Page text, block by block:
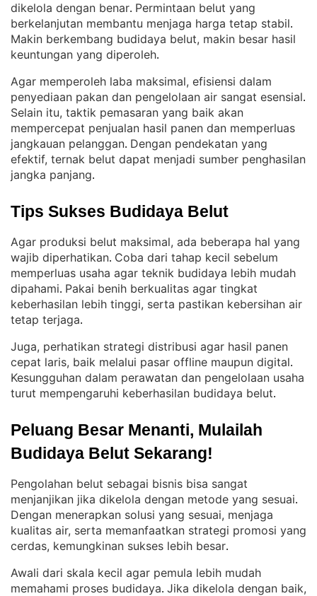
dikelola dengan benar. Permintaan belut yang
berkelanjutan membantu menjaga harga tetap stabil
Makin berkembang budidaya belut, makin besar hasil
keuntungan yang diperoleh.
Agar memperoleh laba maksimal, efisiensi dalam
penyediaan pakan dan pengelolaan air sangat esensial
Selain itu, taktik pemasaran yang baik akan
mempercepat penjualan hasil panen dan memperluas
jangkauan pelanggan. Dengan pendekatan yang
efektif, ternak belut dapat menjadi sumber penghasilan
jangka panjang.
Tips Sukses Budidaya Belut
Agar produksi belut maksimal, ada beberapa hal yang
wajib diperhatikan. Coba dari tahap kecil sebelum
memperluas usaha agar teknik budidaya lebih mudah
dipahami. Pakai benih berkualitas agar tingkat
keberhasilan lebih tinggi, serta pastikan kebersihan air
tetap terjaga.
Juga, perhatikan strategi distribusi agar hasil panen
cepat laris, baik melalui pasar offline maupun digital
Kesungguhan dalam perawatan dan pengelolaan usaha
turut mempengaruhi keberhasilan budidaya belut.
Peluang Besar Menanti, Mulailah
Budidaya Belut Sekarang!
Pengolahan belut sebagai bisnis bisa sangat
menjanjikan jika dikelola dengan metode yang sesuai
Dengan menerapkan solusi yang sesuai, menjaga
kualitas air, serta memanfaatkan strategi promosi yang
cerdas, kemungkinan sukses lebih besar.
Awali dari skala kecil agar pemula lebih mudah
memahami proses budidaya. Jika dikelola dengan baik,